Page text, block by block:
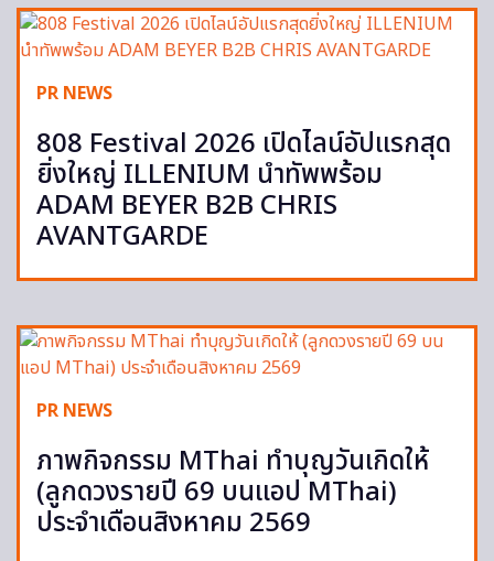
PR NEWS
808 Festival 2026 เปิดไลน์อัปแรกสุด
ยิ่งใหญ่ ILLENIUM นำทัพพร้อม
ADAM BEYER B2B CHRIS
AVANTGARDE
PR NEWS
ภาพกิจกรรม MThai ทำบุญวันเกิดให้
(ลูกดวงรายปี 69 บนแอป MThai)
ประจำเดือนสิงหาคม 2569